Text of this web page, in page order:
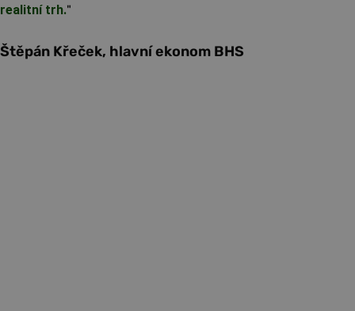
realitní trh."
Štěpán Křeček, hlavní ekonom BHS